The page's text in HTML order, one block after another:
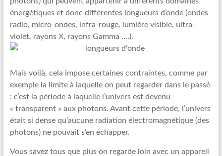
énergétiques et donc différentes longueurs d’onde (ondes
radio, micro-ondes, infra-rouge, lumière visible, ultra-
violet, rayons X, rayons Gamma ….).
Mais voilà, cela impose certaines contraintes, comme par
exemple la limite à laquelle on peut regarder dans le passé
: c’est la période à laquelle l’univers est devenu
« transparent » aux photons. Avant cette période, l’univers
était si dense qu’aucune radiation électromagnétique (des
photons) ne pouvait s’en échapper.
Vous savez tous que plus on regarde loin avec un appareil